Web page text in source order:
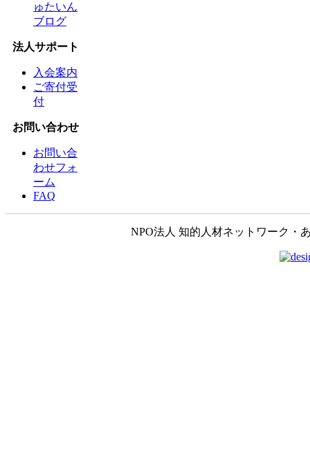
ゅたいん
ブログ
法人サポート
入会案内
ご寄付受
付
お問い合わせ
お問い合
わせフォ
ーム
FAQ
NPO法人 知的人材ネットワーク・